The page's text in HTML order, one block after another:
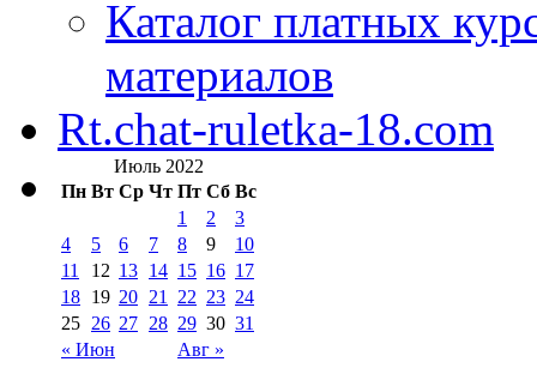
Каталог платных
материалов
Rt.chat-ruletka-18.com
Июль 2022
Пн Вт Ср Чт Пт Сб Вс
« Июн Авг »
1 2
3
4
5 6 7 8 9
10
11
12 13 14 15 16 17
18 19 20 21 22 23 24
25 26 27 28 29 30 31